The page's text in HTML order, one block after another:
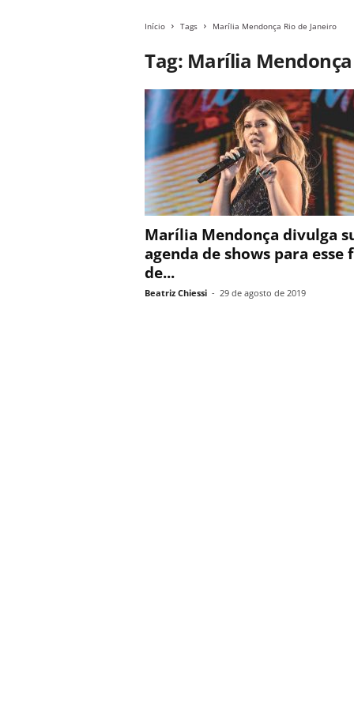
Início Tags Marília Mendonça Rio de Janeiro
Tag: Marília
Marília Mendonça divulga
agenda de shows para esse
de...
Beatriz Chiessi - 29 de agosto de 2019